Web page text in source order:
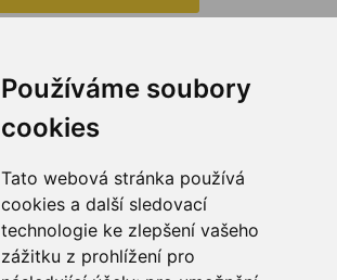
Používáme soubory
cookies
Tato webová stránka používá
cookies a další sledovací
technologie ke zlepšení vašeho
zážitku z prohlížení pro
INFORMACE